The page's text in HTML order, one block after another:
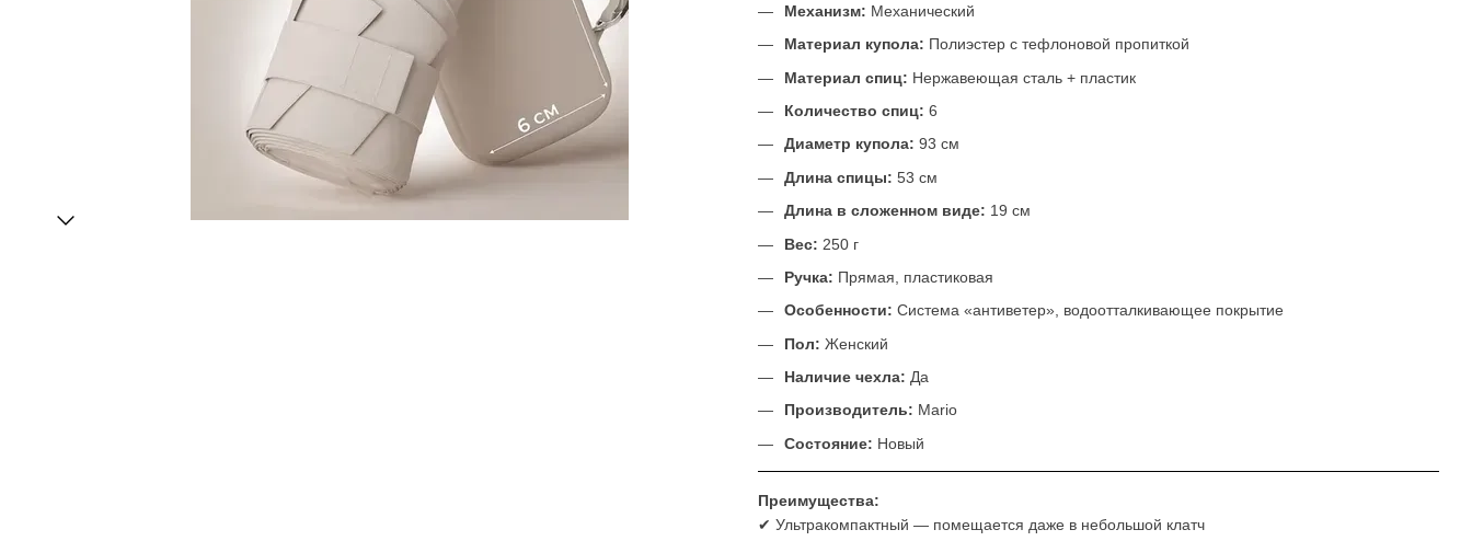
Механизм: Механический
Материал купола: Полиэстер с тефлоновой пропиткой
Материал спиц: Нержавеющая сталь + пластик
Количество спиц: 6
Диаметр купола: 93 см
Длина спицы: 53 см
Длина в сложенном виде: 19 см
Вес: 250 г
Ручка: Прямая, пластиковая
Особенности: Система «антиветер», водоотталкивающее покрытие
Пол: Женский
Наличие чехла: Да
Производитель: Mario
Состояние: Новый
Преимущества:
✔ Ультракомпактный — помещается даже в небольшой клатч